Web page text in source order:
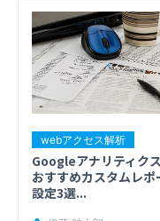
webアクセス解析
Googleアナリティク
おすすめカスタムレポ
設定3選...